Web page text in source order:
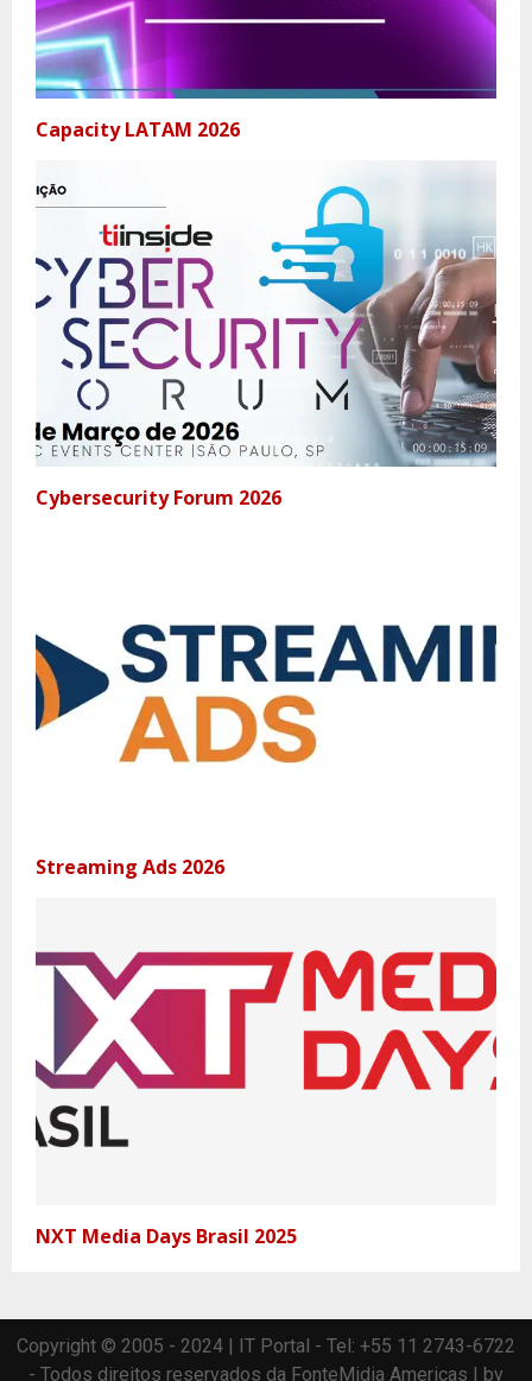
Capacity LATAM 2026
Cybersecurity Forum 2026
Streaming Ads 2026
NXT Media Days Brasil 2025
Copyright © 2005 - 2024 | IT Portal - Tel: +55 11 2743-6722
- Todos direitos reservados da FonteMidia Americas | by